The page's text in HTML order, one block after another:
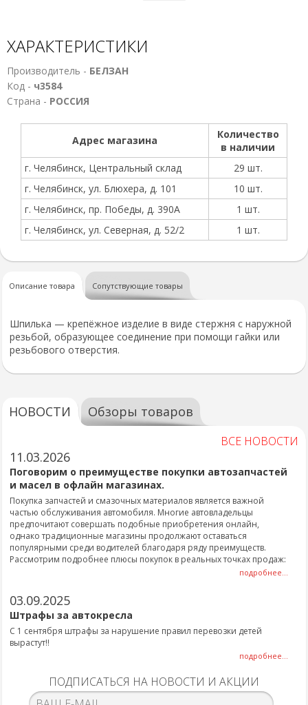
ХАРАКТЕРИСТИКИ
Производитель - БЕЛЗАН
Код - ч3584
Страна - РОССИЯ
Адрес магазина
Количество
в наличии
г. Челябинск, Центральный склад
29 шт.
г. Челябинск, ул. Блюхера, д. 101
10 шт.
г. Челябинск, пр. Победы, д. 390А
1 шт.
г. Челябинск, ул. Северная, д. 52/2
1 шт.
Описание товара Сопутствующие товары
Шпилька — крепёжное изделие в виде стержня с наружной
резьбой, образующее соединение при помощи гайки или
резьбового отверстия.
НОВОСТИ Обзоры товаров
ВСЕ НОВОСТИ
11.03.2026
Поговорим о преимуществе покупки автозапчастей
и масел в офлайн магазинах.
Покупка запчастей и смазочных материалов является важной
частью обслуживания автомобиля. Многие автовладельцы
предпочитают совершать подобные приобретения онлайн,
однако традиционные магазины продолжают оставаться
популярными среди водителей благодаря ряду преимуществ.
Рассмотрим подробнее плюсы покупок в реальных точках продаж:
подробнее...
03.09.2025
Штрафы за автокресла
С 1 сентября штрафы за нарушение правил перевозки детей
вырастут!!
подробнее...
ПОДПИСАТЬСЯ НА НОВОСТИ И АКЦИИ